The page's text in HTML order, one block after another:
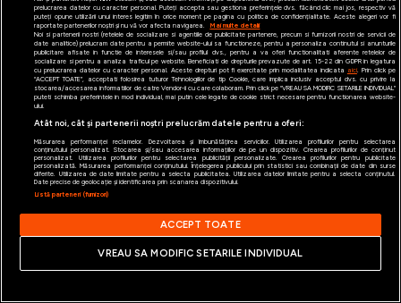
Pe lângă Adrian Șut, FCSB nu se va putea baza pe
prelucrarea datelor cu caracter personal. Puteți accepta sau gestiona preferințele dvs. făcând clic mai jos, respectiv vă
puteți opune utilizării unui interes legitim în orice moment pe pagina cu politica de confidențialitate. Aceste alegeri vor fi
raportate partenerilor noștri și nu vă vor afecta navigarea.
Mai multe detalii
Noi si partenerii nostri (retelele de socializare si agentiile de publicitate partenere, precum si furnizorii nostri de servicii de
date analitice) prelucram date pentru a permite website-ului sa functioneze, pentru a personaliza continutul si anunturile
publicitare afisate in functie de interesele si/sau profilul dvs., pentru a va oferi functionalitati aferente retelelor de
socializare si pentru a analiza traficul pe website. Beneficiati de drepturile prevazute de art. 15-22 din GDPR in legatura
cu prelucrarea datelor cu caracter personal. Aceste drepturi pot fi exercitate prin modalitatea indicata aici. Prin click pe
“ACCEPT TOATE”, acceptati folosirea tuturor Tehnologiilor de tip Cookie, care implica inclusiv acceptul dvs. cu privire la
stocarea/accesarea informatiilor de catre Vendor-ii cu care colaboram. Prin click pe “VREAU SA MODIFIC SETARILE INDIVIDUAL”
puteti schimba preferintele in mod individual, mai putin cele legate de cookie strict necesare pentru functionarea website-
ului.
Atât noi, cât și partenerii noștri prelucrăm datele pentru a oferi:
Măsurarea performanței reclamelor. Dezvoltarea și îmbunătățirea serviciilor. Utilizarea profilurilor pentru selectarea
conținutului personalizat. Stocarea și/sau accesarea informațiilor de pe un dispozitiv. Crearea profilurilor de conținut
personalizat. Utilizarea profilurilor pentru selectarea publicității personalizate. Crearea profilurilor pentru publicitate
personalizată. Măsurarea performanței conținutului. Înțelegerea publicului prin statistici sau combinații de date din surse
diferite. Utilizarea de date limitate pentru a selecta publicitatea. Utilizarea datelor limitate pentru a selecta conținutul.
Date precise de geolocație și identificarea prin scanarea dispozitivului.
Listă parteneri (furnizori)
ACCEPT TOATE
VREAU SA MODIFIC SETARILE INDIVIDUAL